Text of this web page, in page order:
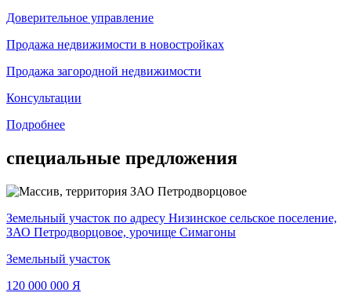
Доверительное управление
Продажа недвижимости в новостройках
Продажа загородной недвижимости
Консультации
Подробнее
специальные предложения
Земельный участок по адресу Низинское сельское поселение,
ЗАО Петродворцовое, урочище Симагоны
Земельный участок
120 000 000 Я